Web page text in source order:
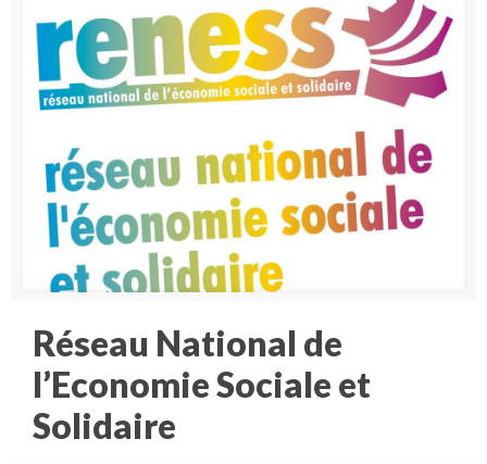
Réseau National de
l’Economie Sociale et
Solidaire